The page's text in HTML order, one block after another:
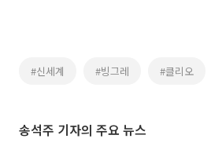
#신세계 #빙그레 #클리오
송석주 기자의 주요 뉴스